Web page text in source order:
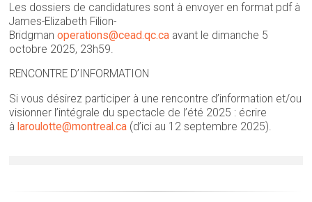
Les dossiers de candidatures sont à envoyer en format pdf à
James-Elizabeth Filion-
Bridgman operations@cead.qc.ca avant le dimanche 5
octobre 2025, 23h59.
RENCONTRE D’INFORMATION
Si vous désirez participer à une rencontre d’information et/ou
visionner l’intégrale du spectacle de l’été 2025 : écrire
à laroulotte@montreal.ca (d’ici au 12 septembre 2025).